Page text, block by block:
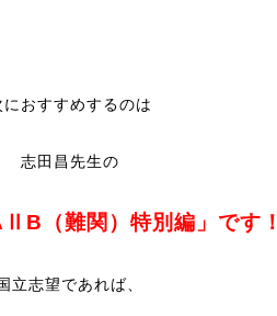
におすすめするのは
志田昌先生の
（難関）特別編」です！
立志望であれば、